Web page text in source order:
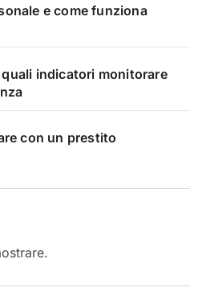
e come funziona
indicatori monitorare
con un prestito